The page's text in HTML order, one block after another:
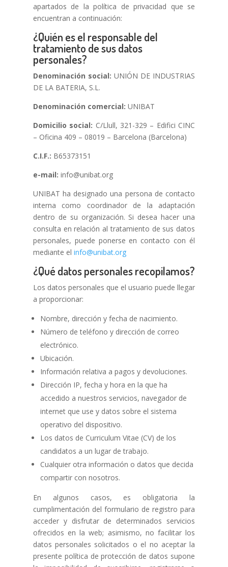
apartados de la política de privacidad que se
encuentran a continuación:
¿Quién es el responsable del
tratamiento de sus datos
personales?
Denominación social: UNIÓN DE INDUSTRIAS
DE LA BATERIA, S.L.
Denominación comercial: UNIBAT
Domicilio social: C/Llull, 321-329 – Edifici CINC
– Oficina 409 – 08019 – Barcelona (Barcelona)
C.I.F.: B65373151
e-mail: info@unibat.org
UNIBAT ha designado una persona de contacto
interna como coordinador de la adaptación
dentro de su organización. Si desea hacer una
consulta en relación al tratamiento de sus datos
personales, puede ponerse en contacto con él
mediante el info@unibat.org
¿Qué datos personales recopilamos?
Los datos personales que el usuario puede llegar
a proporcionar:
Nombre, dirección y fecha de nacimiento.
Número de teléfono y dirección de correo
electrónico.
Ubicación.
Información relativa a pagos y devoluciones.
Dirección IP, fecha y hora en la que ha
accedido a nuestros servicios, navegador de
internet que use y datos sobre el sistema
operativo del dispositivo.
Los datos de Curriculum Vitae (CV) de los
candidatos a un lugar de trabajo.
Cualquier otra información o datos que decida
compartir con nosotros.
En algunos casos, es obligatoria la
cumplimentación del formulario de registro para
acceder y disfrutar de determinados servicios
ofrecidos en la web; asimismo, no facilitar los
datos personales solicitados o el no aceptar la
presente política de protección de datos supone